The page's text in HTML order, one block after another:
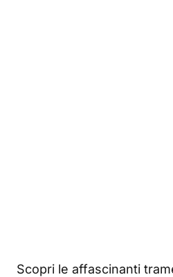
Scopri le affascinanti